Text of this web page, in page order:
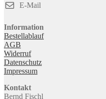
E-Mail
Information
Bestellablauf
AGB
Widerruf
Datenschutz
Impressum
Kontakt
Bernd Fischl